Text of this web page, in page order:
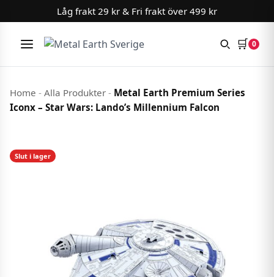
Hoppa till innehåll
Låg frakt 29 kr & Fri frakt över 499 kr
Meny 🛒 0
Home - Alla Produkter - Metal Earth Premium Series
Iconx – Star Wars: Lando’s Millennium Falcon
Slut i lager